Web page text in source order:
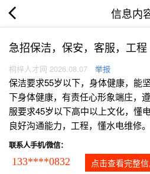
信息内
急招保洁，保安，客服，工程
桐梓人才网 2026.08.07 举报
保洁要求55岁以下，身体健康，能
下身体健康，有责任心形象端庄，
服要求45岁以下高中以上文化，懂
良好沟通能力，工程，懂水电维修。
联系人手机/微信：
133****0832 点击查看完整